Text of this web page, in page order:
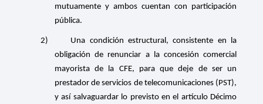
mutuamente y ambos cuentan con participación
pública.
2)
Una condición estructural, consistente en la
obligación de renunciar a la concesión comercial
mayorista de la CFE, para que deje de ser un
prestador de servicios de telecomunicaciones (PST),
y así salvaguardar lo previsto en el artículo Décimo